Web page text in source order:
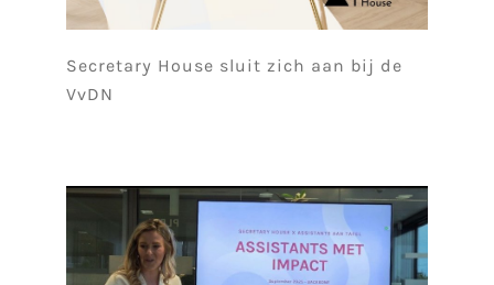
Secretary House sluit zich aan bij de
VvDN